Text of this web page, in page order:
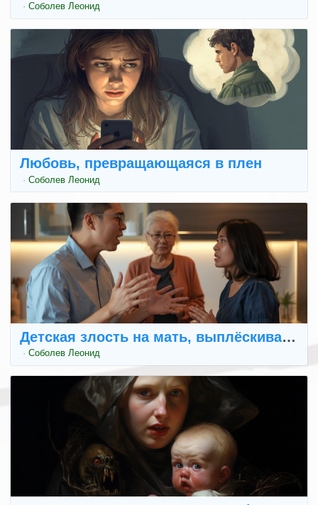
·Соболев Леонид
Любовь, превращающаяся в плен
·Соболев Леонид
Детская злость на мать,
·Соболев Леонид